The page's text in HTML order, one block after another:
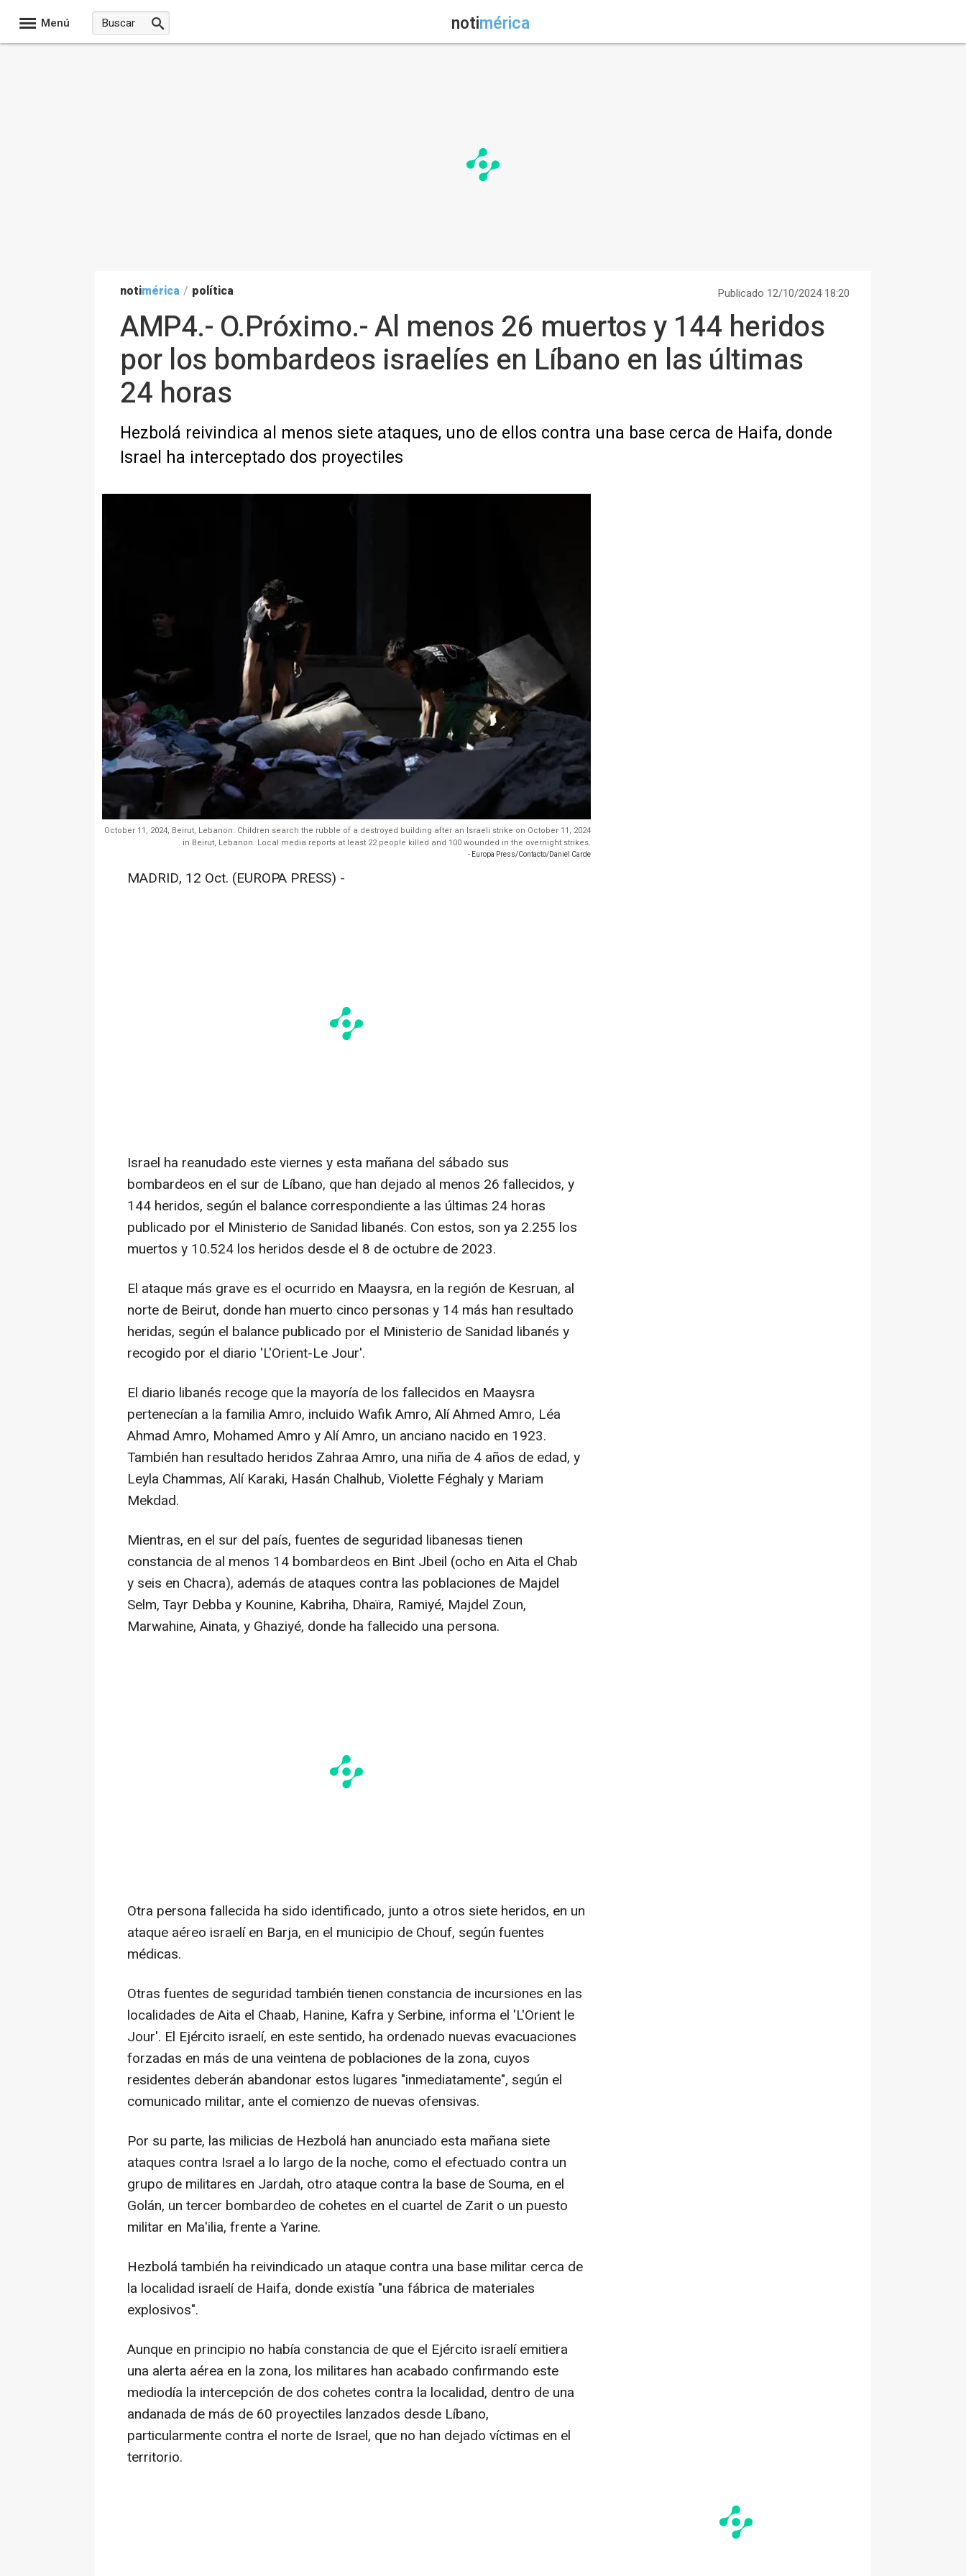
Menú notimérica
notimérica / política Publicado 12/10/2024 18:20
AMP4.- O.Próximo.- Al menos 26 muertos y 144 heridos
por los bombardeos israelíes en Líbano en las últimas
24 horas
Hezbolá reivindica al menos siete ataques, uno de ellos contra una base cerca de Haifa, donde
Israel ha interceptado dos proyectiles
October 11, 2024, Beirut, Lebanon: Children search the rubble of a destroyed building after an Israeli strike on October 11, 2024
in Beirut, Lebanon. Local media reports at least 22 people killed and 100 wounded in the overnight strikes.
- Europa Press/Contacto/Daniel Carde
MADRID, 12 Oct. (EUROPA PRESS) -
Israel ha reanudado este viernes y esta mañana del sábado sus
bombardeos en el sur de Líbano, que han dejado al menos 26 fallecidos, y
144 heridos, según el balance correspondiente a las últimas 24 horas
publicado por el Ministerio de Sanidad libanés. Con estos, son ya 2.255 los
muertos y 10.524 los heridos desde el 8 de octubre de 2023.
El ataque más grave es el ocurrido en Maaysra, en la región de Kesruan, al
norte de Beirut, donde han muerto cinco personas y 14 más han resultado
heridas, según el balance publicado por el Ministerio de Sanidad libanés y
recogido por el diario 'L'Orient-Le Jour'.
El diario libanés recoge que la mayoría de los fallecidos en Maaysra
pertenecían a la familia Amro, incluido Wafik Amro, Alí Ahmed Amro, Léa
Ahmad Amro, Mohamed Amro y Alí Amro, un anciano nacido en 1923.
También han resultado heridos Zahraa Amro, una niña de 4 años de edad, y
Leyla Chammas, Alí Karaki, Hasán Chalhub, Violette Féghaly y Mariam
Mekdad.
Mientras, en el sur del país, fuentes de seguridad libanesas tienen
constancia de al menos 14 bombardeos en Bint Jbeil (ocho en Aita el Chab
y seis en Chacra), además de ataques contra las poblaciones de Majdel
Selm, Tayr Debba y Kounine, Kabriha, Dhaïra, Ramiyé, Majdel Zoun,
Marwahine, Ainata, y Ghaziyé, donde ha fallecido una persona.
Otra persona fallecida ha sido identificado, junto a otros siete heridos, en un
ataque aéreo israelí en Barja, en el municipio de Chouf, según fuentes
médicas.
Otras fuentes de seguridad también tienen constancia de incursiones en las
localidades de Aita el Chaab, Hanine, Kafra y Serbine, informa el 'L'Orient le
Jour'. El Ejército israelí, en este sentido, ha ordenado nuevas evacuaciones
forzadas en más de una veintena de poblaciones de la zona, cuyos
residentes deberán abandonar estos lugares "inmediatamente", según el
comunicado militar, ante el comienzo de nuevas ofensivas.
Por su parte, las milicias de Hezbolá han anunciado esta mañana siete
ataques contra Israel a lo largo de la noche, como el efectuado contra un
grupo de militares en Jardah, otro ataque contra la base de Souma, en el
Golán, un tercer bombardeo de cohetes en el cuartel de Zarit o un puesto
militar en Ma'ilia, frente a Yarine.
Hezbolá también ha reivindicado un ataque contra una base militar cerca de
la localidad israelí de Haifa, donde existía "una fábrica de materiales
explosivos".
Aunque en principio no había constancia de que el Ejército israelí emitiera
una alerta aérea en la zona, los militares han acabado confirmando este
mediodía la intercepción de dos cohetes contra la localidad, dentro de una
andanada de más de 60 proyectiles lanzados desde Líbano,
particularmente contra el norte de Israel, que no han dejado víctimas en el
territorio.